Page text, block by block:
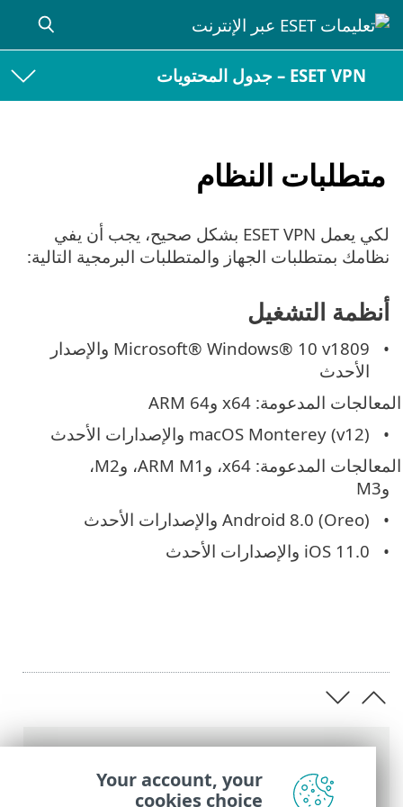
ESET VPN – جدول المحتويات
متطلبات النظام
تعليمات ESET عبر الإنترنت >
ESET VPN
لكي يعمل ESET VPN بشكل صحيح، يجب أن يفي
نظامك بمتطلبات الجهاز والمتطلبات البرمجية التالية:
أنظمة التشغيل
Microsoft® Windows® 10 v1809 والإصدار
الأحدث
المعالجات المدعومة: x64 وARM 64
macOS Monterey (v12) والإصدارات الأحدث
المعالجات المدعومة: x64، وARM M1، وM2،
وM3
Android 8.0 (Oreo) والإصدارات الأحدث
iOS 11.0 والإصدارات الأحدث
Your account, your
cookies choice